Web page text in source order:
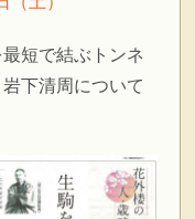
短で結ぶトンネ
下清周について